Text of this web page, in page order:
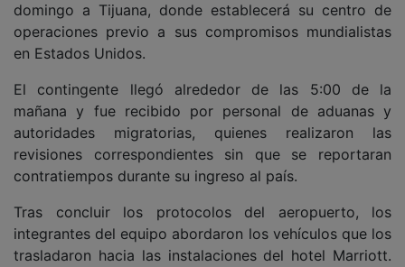
domingo a Tijuana, donde establecerá su centro de
operaciones previo a sus compromisos mundialistas
en Estados Unidos.
El contingente llegó alrededor de las 5:00 de la
mañana y fue recibido por personal de aduanas y
autoridades migratorias, quienes realizaron las
revisiones correspondientes sin que se reportaran
contratiempos durante su ingreso al país.
Tras concluir los protocolos del aeropuerto, los
integrantes del equipo abordaron los vehículos que los
trasladaron hacia las instalaciones del hotel Marriott.